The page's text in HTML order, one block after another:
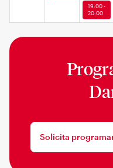
19:00 -
20:00
Solicita